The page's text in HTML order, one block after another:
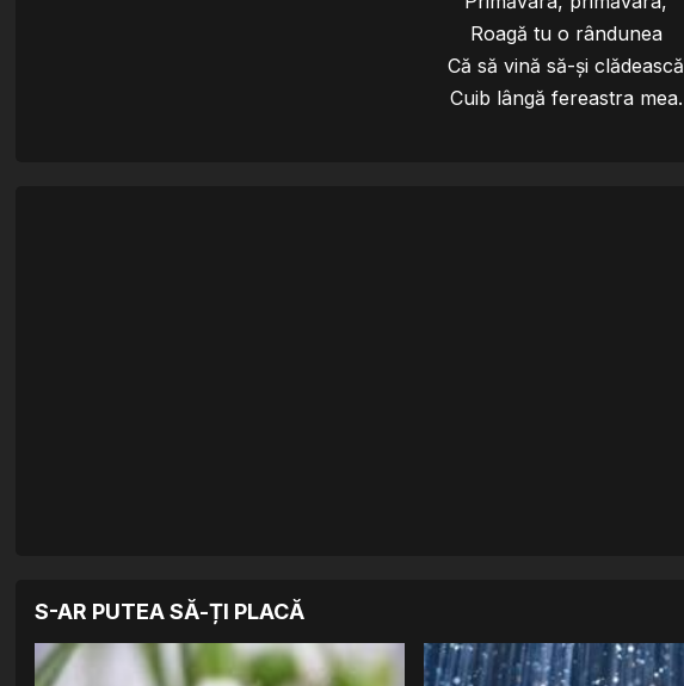
Roagă tu o rândunea
Că să vină să-și clădească
Cuib lângă fereastra mea.
S-AR PUTEA SĂ-ȚI PLACĂ